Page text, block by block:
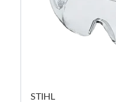
STIHL